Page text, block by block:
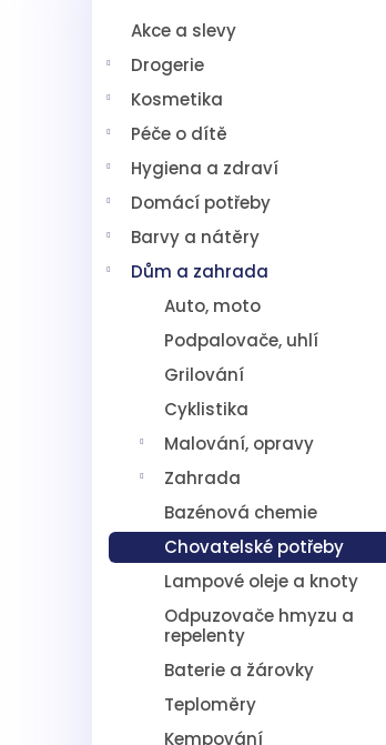
Akce a slevy
Drogerie
Kosmetika
Péče o dítě
Hygiena a zdraví
Domácí potřeby
Barvy a nátěry
Dům a zahrada
Auto, moto
Podpalovače, uhlí
Grilování
Cyklistika
Malování, opravy
Zahrada
Bazénová chemie
Chovatelské potřeby
Lampové oleje a knoty
Odpuzovače hmyzu a
repelenty
Baterie a žárovky
Teploměry
Kempování